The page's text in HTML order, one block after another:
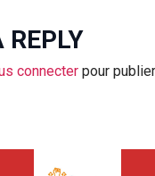
REPLY
connecter pour